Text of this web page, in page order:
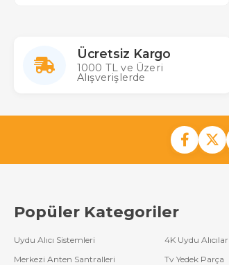
Ücretsiz Kargo
1000 TL ve Üzeri
Alışverişlerde
Popüler Kategoriler
Uydu Alıcı Sistemleri 4K Uydu Alıcılar
Merkezi Anten Santralleri
Tv Yedek Parça